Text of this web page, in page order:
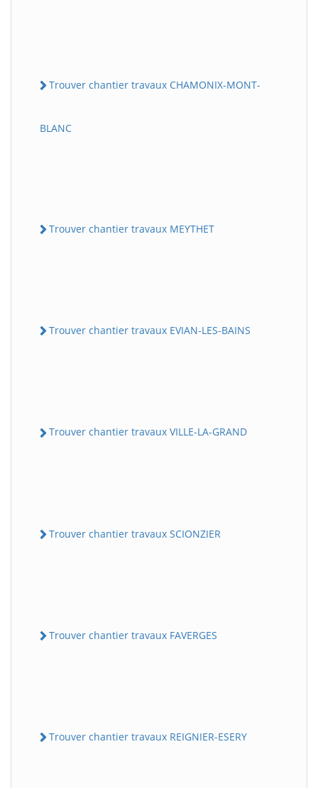
Trouver chantier travaux CHAMONIX-MONT-
BLANC
Trouver chantier travaux MEYTHET
Trouver chantier travaux EVIAN-LES-BAINS
Trouver chantier travaux VILLE-LA-GRAND
Trouver chantier travaux SCIONZIER
Trouver chantier travaux FAVERGES
Trouver chantier travaux REIGNIER-ESERY